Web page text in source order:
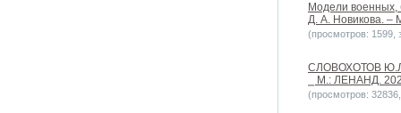
Модели военных,
Д. А. Новикова. –
(просмотров: 1599,
СЛОВОХОТОВ Ю.Л.
⎯ М.: ЛЕНАНД.
(просмотров: